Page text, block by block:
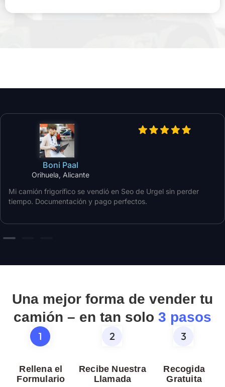
Boni Paal
Orihuela, Alicante
Mi camión frigorífico se vendió en Seo de Urgel sin perder
tiempo. Documentación y pago perfectos.
Una mejor forma de vender tu
camión – en tan solo 3 pasos
Rellena el
Formulario
Recibe Nuestra
Llamada
Recogida
Gratuita